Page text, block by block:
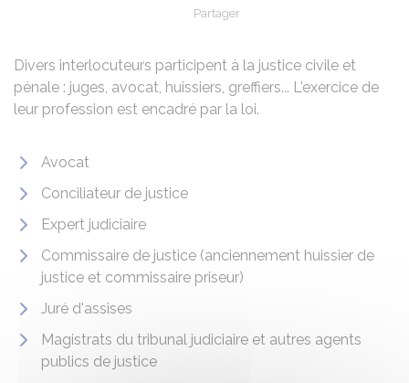
Partager
Divers interlocuteurs participent à la justice civile et
pénale : juges, avocat, huissiers, greffiers... L'exercice de
leur profession est encadré par la loi.
Avocat
Conciliateur de justice
Expert judiciaire
Commissaire de justice (anciennement huissier de
justice et commissaire priseur)
Juré d'assises
Magistrats du tribunal judiciaire et autres agents
publics de justice